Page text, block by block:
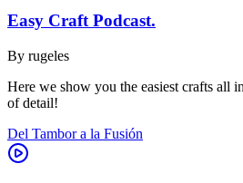
Easy Craft Podcast.
By rugeles
Here we show you the easiest crafts all
of detail!
Del Tambor a la Fusión